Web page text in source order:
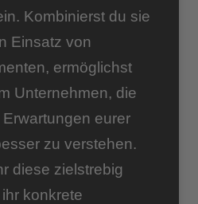
Kombinierst du sie
Einsatz von
ermöglichst
Unternehmen, die
eurer
zu verstehen.
diese zielstrebig
konkrete